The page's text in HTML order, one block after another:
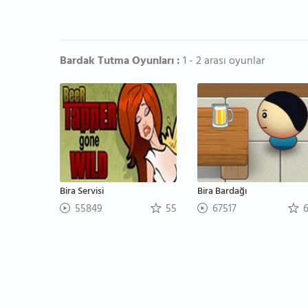
Bardak Tutma Oyunları :1 - 2 arası oyunlar
Bira Servisi
55849 55
Bira Bardağı
67517